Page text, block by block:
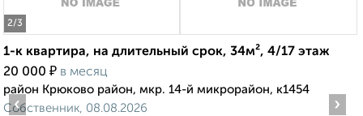
2/3
1-к квартира, на длительный срок, 34м², 4/17 этаж
20 000 ₽ в месяц
район Крюково район, мкр. 14-й микрорайон, к1454
Собственник, 08.08.2026
‹ ›